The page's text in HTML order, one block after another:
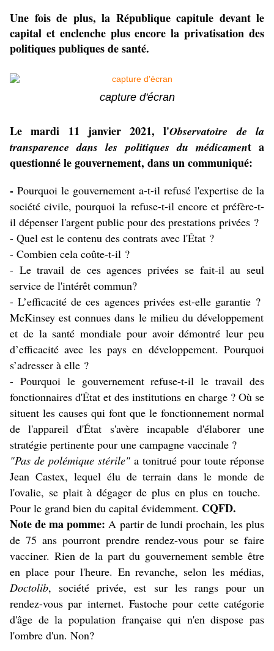
Une fois de plus, la République capitule devant le
capital et enclenche plus encore la privatisation des
politiques publiques de santé.
capture d'écran
Le mardi 11 janvier 2021, l'Observatoire de la
transparence dans les politiques du médicament a
questionné le gouvernement, dans un communiqué:
- Pourquoi le gouvernement a-t-il refusé l'expertise de la
société civile, pourquoi la refuse-t-il encore et préfère-t-
il dépenser l'argent public pour des prestations privées ?
- Quel est le contenu des contrats avec l'État ?
- Combien cela coûte-t-il ?
- Le travail de ces agences privées se fait-il au seul
service de l'intérêt commun?
- L’efficacité de ces agences privées est-elle garantie ?
McKinsey est connues dans le milieu du développement
et de la santé mondiale pour avoir démontré leur peu
d’efficacité avec les pays en développement. Pourquoi
s’adresser à elle ?
- Pourquoi le gouvernement refuse-t-il le travail des
fonctionnaires d'État et des institutions en charge ? Où se
situent les causes qui font que le fonctionnement normal
de l'appareil d'État s'avère incapable d'élaborer une
stratégie pertinente pour une campagne vaccinale ?
"Pas de polémique stérile" a tonitrué pour toute réponse
Jean Castex, lequel élu de terrain dans le monde de
l'ovalie, se plait à dégager de plus en plus en touche.
Pour le grand bien du capital évidemment. CQFD.
Note de ma pomme:A partir de lundi prochain, les plus
de 75 ans pourront prendre rendez-vous pour se faire
vacciner. Rien de la part du gouvernement semble être
en place pour l'heure. En revanche, selon les médias,
Doctolib, société privée, est sur les rangs pour un
rendez-vous par internet. Fastoche pour cette catégorie
d'âge de la population française qui n'en dispose pas
l'ombre d'un. Non?